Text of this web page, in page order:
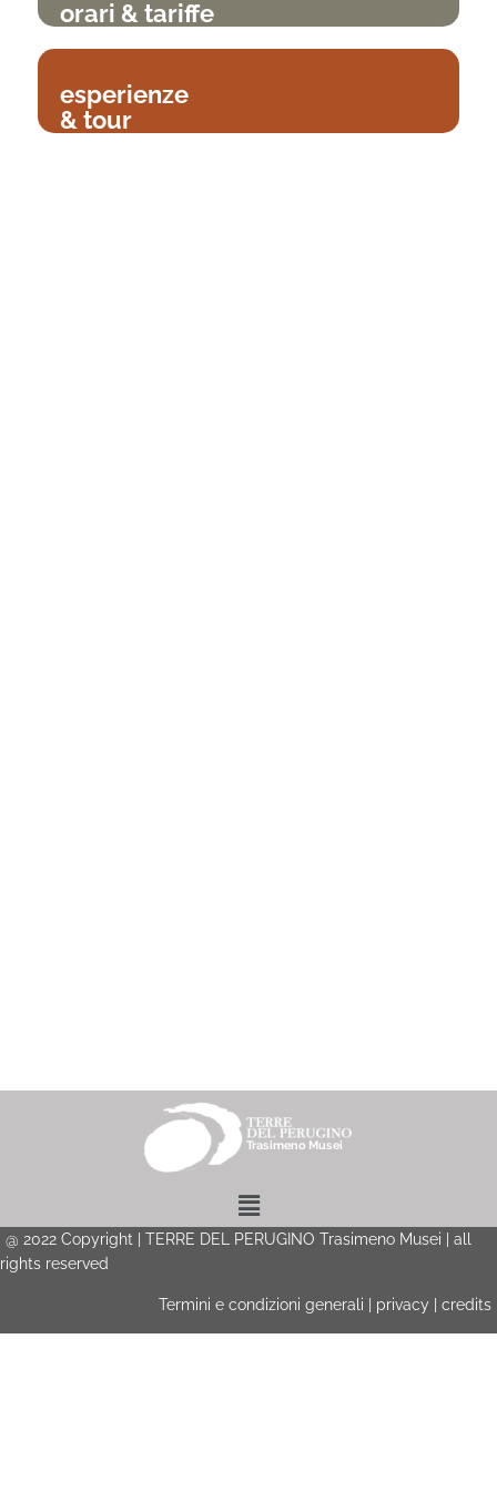
orari & tariffe
esperienze
& tour
Menu
@ 2022 Copyright | TERRE DEL PERUGINO Trasimeno Musei | all
rights reserved
Termini e condizioni generali privacy credits